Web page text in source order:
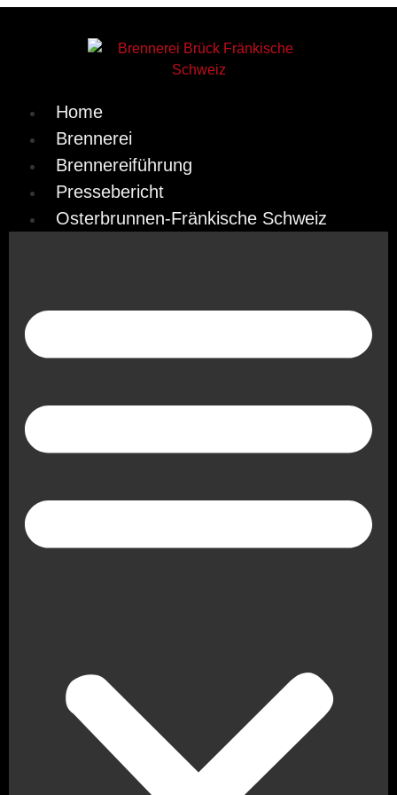
Home
Brennerei
Brennereiführung
Pressebericht
Osterbrunnen-Fränkische Schweiz